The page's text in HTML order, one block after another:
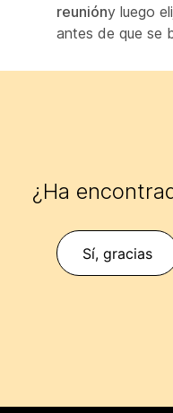
reunióny luego
antes de que se
¿Ha
Sí, gracias